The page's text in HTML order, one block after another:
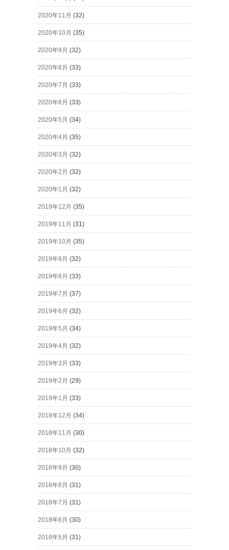
2020年11月 (32)
2020年10月 (35)
2020年9月 (32)
2020年8月 (33)
2020年7月 (33)
2020年6月 (33)
2020年5月 (34)
2020年4月 (35)
2020年3月 (32)
2020年2月 (32)
2020年1月 (32)
2019年12月 (35)
2019年11月 (31)
2019年10月 (35)
2019年9月 (32)
2019年8月 (33)
2019年7月 (37)
2019年6月 (32)
2019年5月 (34)
2019年4月 (32)
2019年3月 (33)
2019年2月 (29)
2019年1月 (33)
2018年12月 (34)
2018年11月 (30)
2018年10月 (32)
2018年9月 (30)
2018年8月 (31)
2018年7月 (31)
2018年6月 (30)
2018年5月 (31)